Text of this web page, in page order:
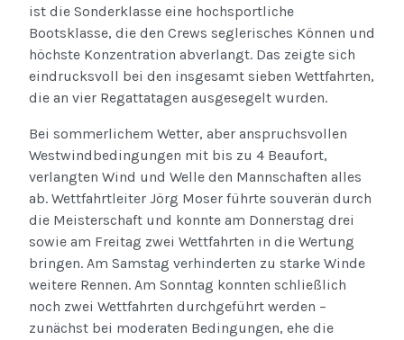
ist die Sonderklasse eine hochsportliche
Bootsklasse, die den Crews seglerisches Können und
höchste Konzentration abverlangt. Das zeigte sich
eindrucksvoll bei den insgesamt sieben Wettfahrten,
die an vier Regattatagen ausgesegelt wurden.
Bei sommerlichem Wetter, aber anspruchsvollen
Westwindbedingungen mit bis zu 4 Beaufort,
verlangten Wind und Welle den Mannschaften alles
ab. Wettfahrtleiter Jörg Moser führte souverän durch
die Meisterschaft und konnte am Donnerstag drei
sowie am Freitag zwei Wettfahrten in die Wertung
bringen. Am Samstag verhinderten zu starke Winde
weitere Rennen. Am Sonntag konnten schließlich
noch zwei Wettfahrten durchgeführt werden –
zunächst bei moderaten Bedingungen, ehe die